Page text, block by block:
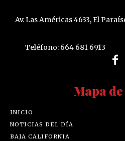
Av. Las Américas 4633, El
Teléfono: 664 681 6913
Mapa
INICIO
NOTICIAS DEL DÍA
BAJA CALIFORNIA